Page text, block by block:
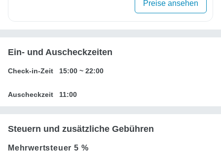
Preise ansehen
Ein- und Auscheckzeiten
Check-in-Zeit 15:00 ~ 22:00
Auscheckzeit 11:00
Steuern und zusätzliche Gebühren
Mehrwertsteuer5 %